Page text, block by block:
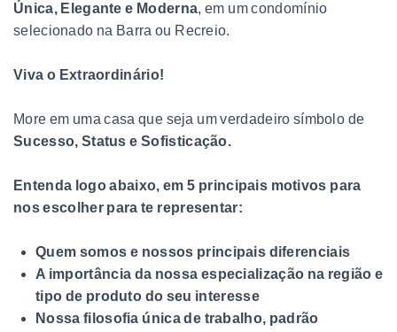
Única, Elegante e Moderna, em um condomínio
selecionado na Barra ou Recreio.
Viva o Extraordinário!
More em uma casa que seja um verdadeiro símbolo de
Sucesso, Status e Sofisticação.
Entenda logo abaixo, em 5 principais motivos para
nos escolher para te representar:
Quem somos e nossos principais diferenciais
A importância da nossa especialização na região e
tipo de produto do seu interesse
Nossa filosofia única de trabalho, padrão